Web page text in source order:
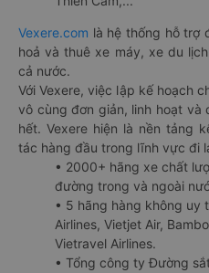
Vexere.com là hệ thống hỗ trợ
hoả và thuê xe máy, xe du
cả nước.
Với Vexere, việc lập kế hoạch
vô cùng đơn giản, linh hoạt và
hết. Vexere hiện là nền tảng
tác hàng đầu trong lĩnh vực đi
• 2000+ hãng xe chất
đường trong và ngoài
• 5 hãng hàng không uy
Airlines, Vietjet Air,
Vietravel Airlines.
• Tổng công ty Đường